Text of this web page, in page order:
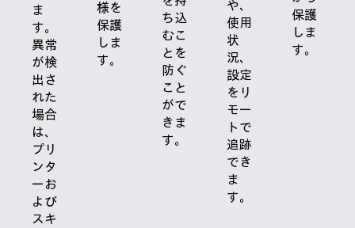
ま
す。
異常
が検
出さ
れた
場合
は、
プリ
ンタ
ーお
よび
スキ
様を
保護
しま
す。
ち込
むこ
とを
防ぐ
こと
がで
きま
す。
や、
使用
状
況、
設定
をリ
モー
トで
追跡
でき
ま
す。
保護
しま
す。